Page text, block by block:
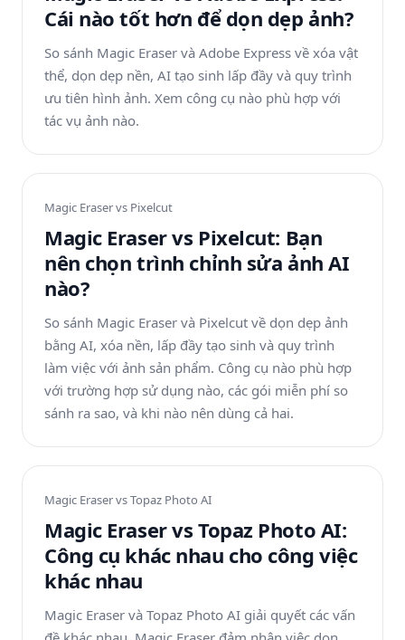
Cái nào tốt hơn để dọn dẹp ảnh?
So sánh Magic Eraser và Adobe Express về xóa vật
thể, dọn dẹp nền, AI tạo sinh lấp đầy và quy trình
ưu tiên hình ảnh. Xem công cụ nào phù hợp với
tác vụ ảnh nào.
Magic Eraser vs Pixelcut
Magic Eraser vs Pixelcut: Bạn
nên chọn trình chỉnh sửa ảnh AI
nào?
So sánh Magic Eraser và Pixelcut về dọn dẹp ảnh
bằng AI, xóa nền, lấp đầy tạo sinh và quy trình
làm việc với ảnh sản phẩm. Công cụ nào phù hợp
với trường hợp sử dụng nào, các gói miễn phí so
sánh ra sao, và khi nào nên dùng cả hai.
Magic Eraser vsTopaz Photo AI
Magic Eraser vs Topaz Photo AI:
Công cụ khác nhau cho công việc
khác nhau
Magic Eraser và Topaz Photo AI giải quyết các vấn